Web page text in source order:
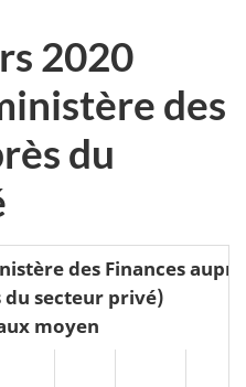
2020
des
du
des Finances
du secteur privé)
moyen